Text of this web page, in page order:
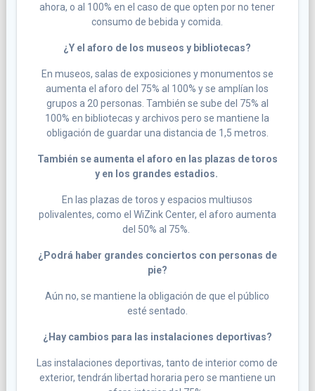
ahora, o al 100% en el caso de que opten por no tener
consumo de bebida y comida.
¿Y el aforo de los museos y bibliotecas?
En museos, salas de exposiciones y monumentos se
aumenta el aforo del 75% al 100% y se amplían los
grupos a 20 personas. También se sube del 75% al
100% en bibliotecas y archivos pero se mantiene la
obligación de guardar una distancia de 1,5 metros.
También se aumenta el aforo en las plazas de toros
y en los grandes estadios.
En las plazas de toros y espacios multiusos
polivalentes, como el WiZink Center, el aforo aumenta
del 50% al 75%.
¿Podrá haber grandes conciertos con personas de
pie?
Aún no, se mantiene la obligación de que el público
esté sentado.
¿Hay cambios para las instalaciones deportivas?
Las instalaciones deportivas, tanto de interior como de
exterior, tendrán libertad horaria pero se mantiene un